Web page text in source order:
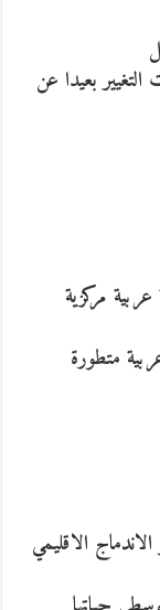
بعيدا عن
مركزية
متطورة